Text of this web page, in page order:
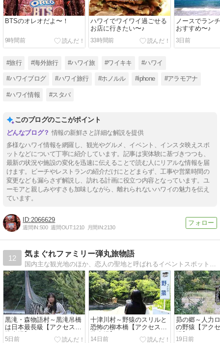
BTSのオレオだよ〜！
9時間前
ハワイでワイワイ過ごせる
お店に行きたい〜♪
33時間前
ノースでラン
おすすめ〜♪
3日前
#旅行 #海外旅行 #ハワイ旅 #ワイキキ #ハワイ
#ハワイブログ #ハワイ旅行 #ホノルル #iphone #アラモアナ
#ハワイ情報 #スタバ
このブログのここがポイント
情報の新鮮さと詳細な解説を提供
多様なハワイ情報を網羅し、観光やグルメ、イベント、インスタ映えスポ
ットなどについて丁寧に紹介しています。記事は実体験に基づきつつも、
最新の状況や施設の変化を迅速に伝えることで読む人にリアルな情報を届
けます。ビーチやレストランの紹介だけにとどまらず、工事や営業時間の
変更なども漏らさず解説し、訪れる計画に役立つ内容となっています。ユ
ーモアと親しみやすさも加味しながら、離れられないハワイの魅力を伝え
ています。
2066629
週間IN:500 週間OUT:1210 月間IN:2130
12
気まぐれファミリー弾丸旅物語
黒滝・森物語村～黒滝吊橋
は日本最長級【アクセス・
駐車場】
5日前
十津川村～野猿のスリルと
恐怖の柳本橋【アクセス・
駐車場】
14日前
昴の郷～人力
の野猿【アク
19日前